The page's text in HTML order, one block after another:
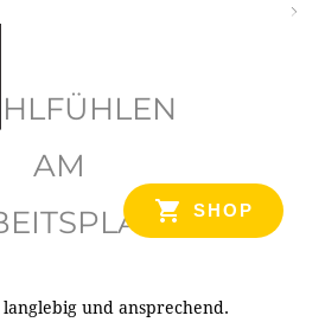
SHOP
AM
und ansprechend.